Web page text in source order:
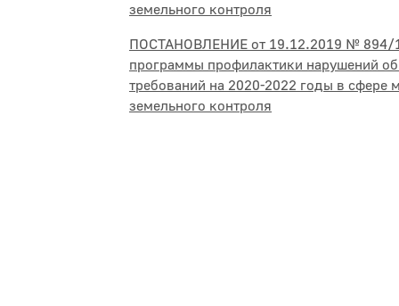
земельного контроля
ПОСТАНОВЛЕНИЕ от 19.12.2019 № 894/
программы профилактики нарушений
требований на 2020-2022 годы в сфере
земельного контроля